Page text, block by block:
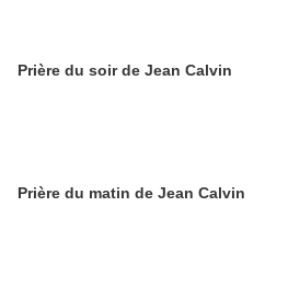
Prière du soir de Jean Calvin
Prière du matin de Jean Calvin